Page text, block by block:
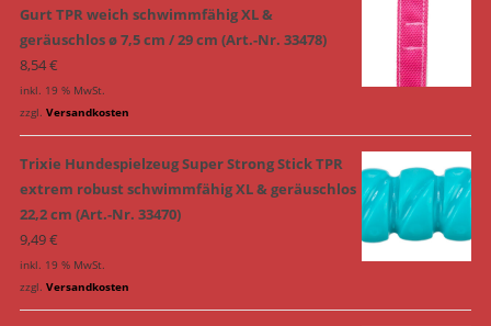
Gurt TPR weich schwimmfähig XL &
geräuschlos ø 7,5 cm / 29 cm (Art.-Nr. 33478)
8,54€
inkl. 19 % MwSt.
zzgl. Versandkosten
Trixie Hundespielzeug Super Strong Stick TPR
extrem robust schwimmfähig XL & geräuschlos
22,2 cm (Art.-Nr. 33470)
9,49€
inkl. 19 % MwSt.
zzgl. Versandkosten